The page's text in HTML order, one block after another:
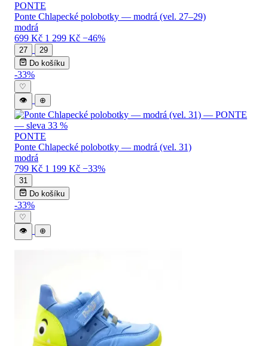
PONTE
Ponte Chlapecké polobotky — modrá (vel. 27–29)
modrá
699 Kč 1 299 Kč −46%
27
29
Do košíku
-33%
♡
👁
⊕
PONTE
Ponte Chlapecké polobotky — modrá (vel. 31)
modrá
799 Kč 1 199 Kč −33%
31
Do košíku
-33%
♡
👁
⊕